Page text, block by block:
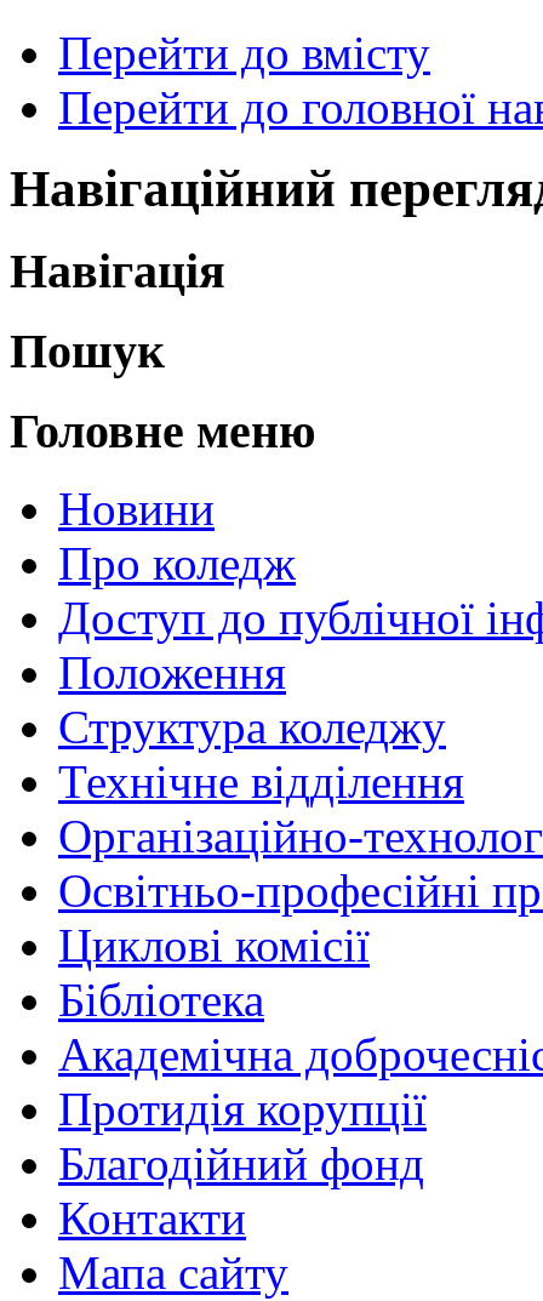
Перейти до вмісту
Перейти до головної
Навігаційний
Навігація
Пошук
Головне меню
Новини
Про коледж
Доступ до публічної
Положення
Структура коледжу
Технічне відділення
Організаційно-
Освітньо-професійні
Циклові комісії
Бібліотека
Академічна
Протидія корупції
Благодійний фонд
Контакти
Мапа сайту